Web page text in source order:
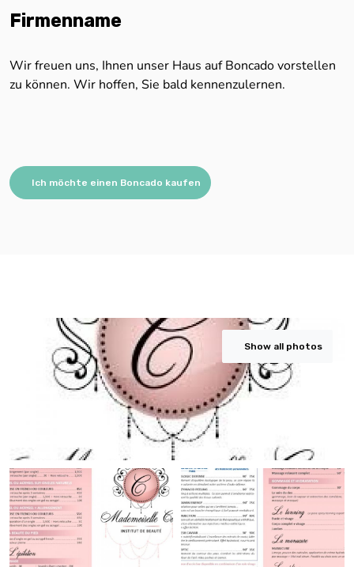
Firmenname
Wir freuen uns, Ihnen unser Haus auf Boncado vorstellen
zu können. Wir hoffen, Sie bald kennenzulernen.
Ich möchte einen Boncado kaufen
Show all photos